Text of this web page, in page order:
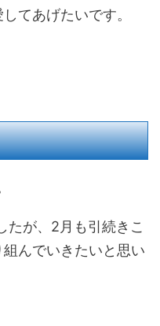
てあげたいです。
たが、2月も引続きこ
んでいきたいと思い